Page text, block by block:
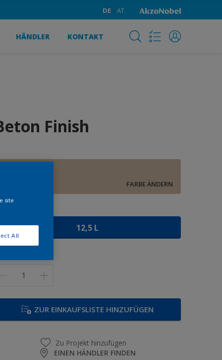
DE AT
HÄNDLER KONTAKT
Finish
FARBE ÄNDERN
12,5 L
ZUR EINKAUFSLISTE HINZUFÜGEN
Zu Projekt hinzufügen
EINEN HÄNDLER FINDEN
site
All